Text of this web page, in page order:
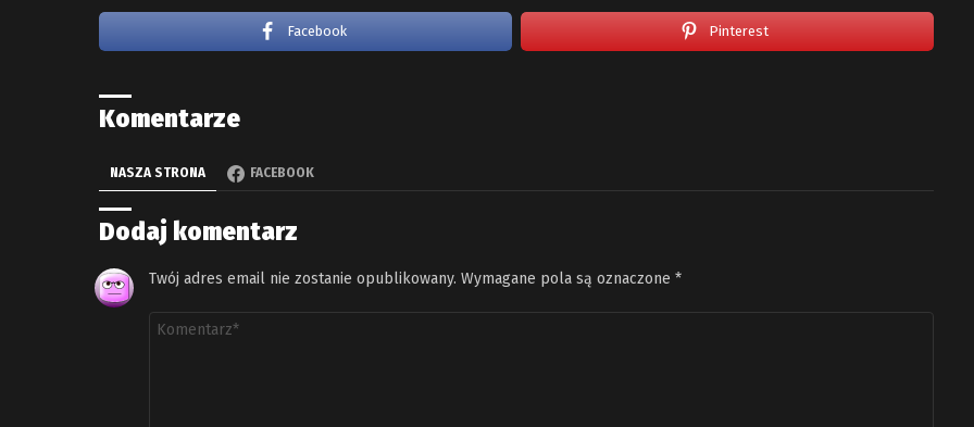
Facebook Pinterest
Komentarze
NASZA STRONA FACEBOOK
Dodaj komentarz
Twój adres email nie zostanie opublikowany. Wymagane pola są oznaczone *
Komentarz